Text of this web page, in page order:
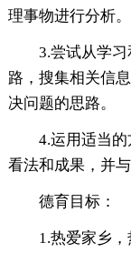
理事物进行分析。
3.尝试从学
路，搜集相关信
决问题的思路。
4.运用适当的
看法和成果，并与
德育目标：
1.热爱家乡